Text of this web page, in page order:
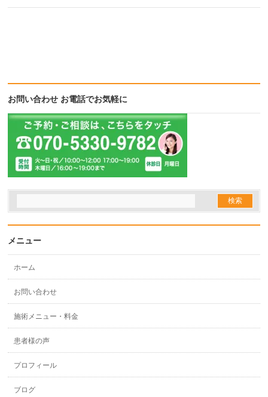
お問い合わせ お電話でお気軽に
メニュー
ホーム
お問い合わせ
施術メニュー・料金
患者様の声
プロフィール
ブログ